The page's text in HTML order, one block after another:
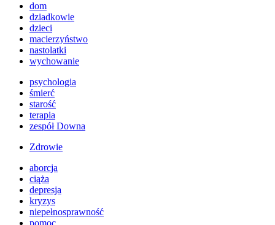
dom
dziadkowie
dzieci
macierzyństwo
nastolatki
wychowanie
psychologia
śmierć
starość
terapia
zespół Downa
Zdrowie
aborcja
ciąża
depresja
kryzys
niepełnosprawność
pomoc